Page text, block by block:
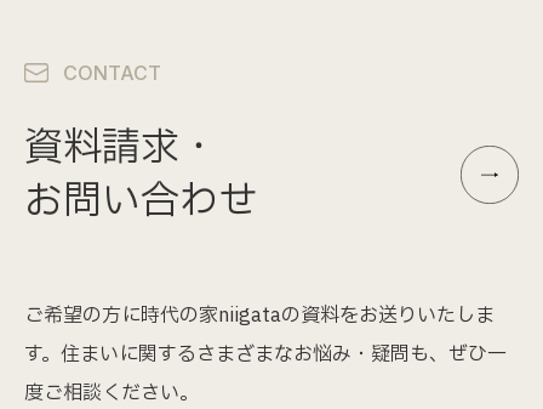
CONTACT
資料請求・
お問い合わせ
ご希望の方に時代の家niigataの資料をお送りいたしま
す。 住まいに関するさまざまなお悩み・疑問も、ぜひ一
度ご相談ください。